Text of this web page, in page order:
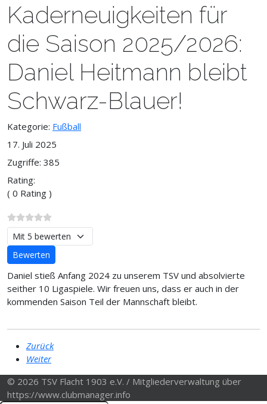
Kaderneuigkeiten für
die Saison 2025/2026:
Daniel Heitmann bleibt
Schwarz-Blauer!
Kategorie: Fußball
17. Juli 2025
Zugriffe: 385
Rating:
( 0 Rating )
Bitte bewerten
Daniel stieß Anfang 2024 zu unserem TSV und absolvierte
seither 10 Ligaspiele. Wir freuen uns, dass er auch in der
kommenden Saison Teil der Mannschaft bleibt.
Zurück
Weiter
© 2026 TSV Flacht 1903 e.V. / Mitgliederverwaltung über
https://www.clubmanager.info